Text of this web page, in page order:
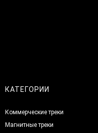
КАТЕГОРИИ
Коммерческие треки
Магнитные треки